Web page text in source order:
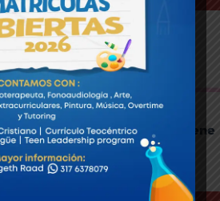
piano, batería y guitarra?
@extensionesboston tiene
con Ms Jennifer
aparece en la imagen y